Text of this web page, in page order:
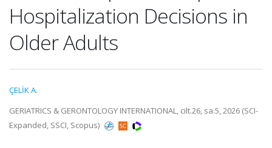
Hospitalization Decisions in
Older Adults
ÇELİK A.
GERIATRICS & GERONTOLOGY INTERNATIONAL, cilt.26, sa.5, 2026 (SCI-
Expanded, SSCI, Scopus)